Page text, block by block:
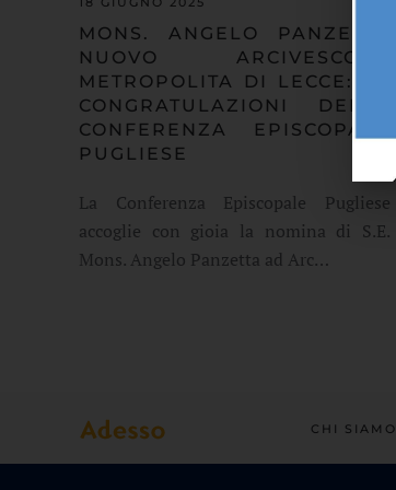
MONS. ANGELO PANZETTA
NUOVO ARCIVESCOVO
METROPOLITA DI LECCE: LE
CONGRATULAZIONI DELLA
CONFERENZA EPISCOPALE
PUGLIESE
La Conferenza Episcopale Pugliese
accoglie con gioia la nomina di S.E.
Mons. Angelo Panzetta ad Arc…
CHI SIAMO